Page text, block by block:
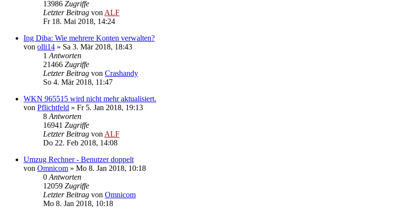
13986 Zugriffe
Letzter Beitrag von ALF
Fr 18. Mai 2018, 14:24
Ing Diba: Wie mehrere Konten verwalten?
von olli14 » Sa 3. Mär 2018, 18:43
1 Antworten
21466 Zugriffe
Letzter Beitrag von Crashandy
So 4. Mär 2018, 11:47
WKN 965515 wird nicht mehr aktualisiert.
von Pflichtfeld » Fr 5. Jan 2018, 19:13
8 Antworten
16941 Zugriffe
Letzter Beitrag von ALF
Do 22. Feb 2018, 14:08
Umzug Rechner - Benutzer doppelt
von Omnicom » Mo 8. Jan 2018, 10:18
0 Antworten
12059 Zugriffe
Letzter Beitrag von Omnicom
Mo 8. Jan 2018, 10:18